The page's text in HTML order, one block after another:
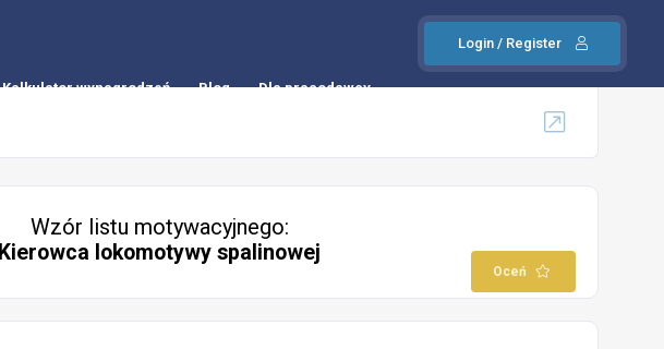
Login / Register
Kalkulator wynagrodzeń Blog Dla pracodawcy
Wzór listu motywacyjnego:
Kierowca lokomotywy spalinowej
Oceń